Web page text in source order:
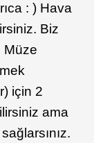
: ) Hava
Biz
Müze
için 2
ama